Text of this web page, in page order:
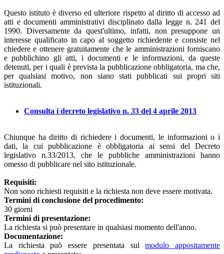
Questo istituto è diverso ed ulteriore rispetto al diritto di accesso ad
atti e documenti amministrativi disciplinato dalla legge n. 241 del
1990. Diversamente da quest'ultimo, infatti, non presuppone un
interesse qualificato in capo al soggetto richiedente e consiste nel
chiedere e ottenere gratuitamente che le amministrazioni forniscano
e pubblichino gli atti, i documenti e le informazioni, da queste
detenuti, per i quali è prevista la pubblicazione obbligatoria, ma che,
per qualsiasi motivo, non siano stati pubblicati sui propri siti
istituzionali.
Consulta i decreto legislativo n. 33 del 4 aprile 2013
Chiunque ha diritto di richiedere i documenti, le informazioni o i
dati, la cui pubblicazione è obbligatoria ai sensi del Decreto
legislativo n.33/2013, che le pubbliche amministrazioni hanno
omesso di pubblicare nel sito istituzionale.
Requisiti:
Non sono richiesti requisiti e la richiesta non deve essere motivata.
Termini di conclusione del procedimento:
30 giorni
Termini di presentazione:
La richiesta si può presentare in qualsiasi momento dell'anno.
Documentazione:
La richiesta può essere presentata sulmodulo appositamente